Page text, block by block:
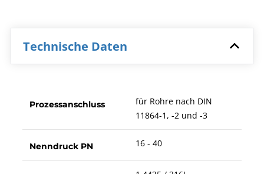
Technische Daten
Prozessanschluss
für Rohre nach DIN
11864-1, -2 und -3
Nenndruck PN 16 - 40